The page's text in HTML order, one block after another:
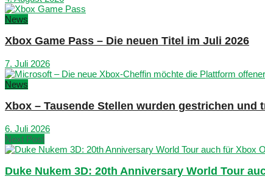
News
Xbox Game Pass – Die neuen Titel im Juli 2026
7. Juli 2026
News
Xbox – Tausende Stellen wurden gestrichen und
6. Juli 2026
Next Post
Duke Nukem 3D: 20th Anniversary World Tour